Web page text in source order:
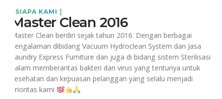
SIAPA KAMI ]
Master Clean 2016
Master Clean berdiri sejak tahun 2016. Dengan berbagai
pengalaman dibidang Vacuum Hydroclean System dan Jasa
Laundry Express Furniture dan juga di bidang sistem Sterilisasi
dalam memberantas bakteri dan virus yang tentunya untuk
kesehatan dan kepuasan pelanggan yang selalu menjadi
prioritas kami